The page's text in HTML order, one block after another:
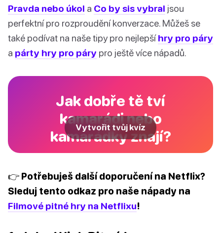
Pravda nebo úkol a Co by sis vybral jsou
perfektní pro rozproudění konverzace. Můžeš se
také podívat na naše tipy pro nejlepšíhry pro páry
a párty hry pro páry pro ještě více nápadů.
Jak dobře tě tví
kamarádi nebo
kamarádky znají?
Vytvořit tvůj kvíz
👉 Potřebuješ další doporučení na Netflix?
Sleduj tento odkaz pro naše nápady na
Filmové pitné hry na Netflixu!